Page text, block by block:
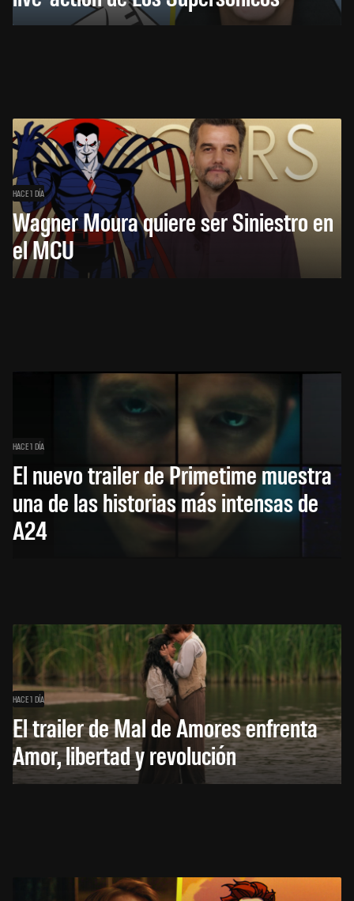
HACE 1 DÍA
Wagner Moura quiere ser Siniestro en
el MCU
HACE 1 DÍA
El nuevo trailer de Primetime muestra
una de las historias más intensas de
A24
HACE 1 DÍA
El trailer de Mal de Amores enfrenta
Amor, libertad y revolución